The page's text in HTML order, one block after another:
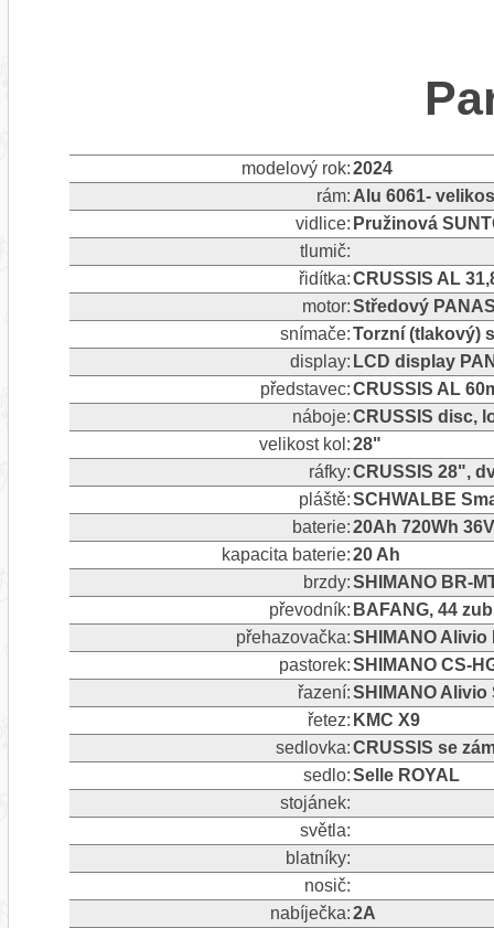
modelový rok:2024
rám: Alu 6061-
vidlice: Pružinová
tlumič:
řidítka:CRUSSIS AL
motor:Středový
snímače:Torzní (tlakový)
display: LCD display
představec:CRUSSIS AL
náboje:CRUSSIS disc,
velikost kol:28"
ráfky:CRUSSIS 28",
pláště:SCHWALBE
baterie:20Ah 720Wh
kapacita baterie:20 Ah
brzdy:SHIMANO BR-
převodník: BAFANG, 44
přehazovačka:SHIMANO Alivio
pastorek:SHIMANO CS-
řazení:SHIMANO Alivio
řetez: KMC X9
sedlovka:CRUSSIS se
sedlo:Selle ROYAL
stojánek:
světla:
blatníky:
nosič:
nabíječka:2A